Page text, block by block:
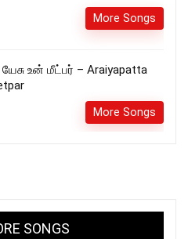
More Songs
உன் மீட்பர் – Araiyapatta
More Songs
SONGS